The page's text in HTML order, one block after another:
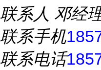
联系人 邓经
联系手机
联系电话